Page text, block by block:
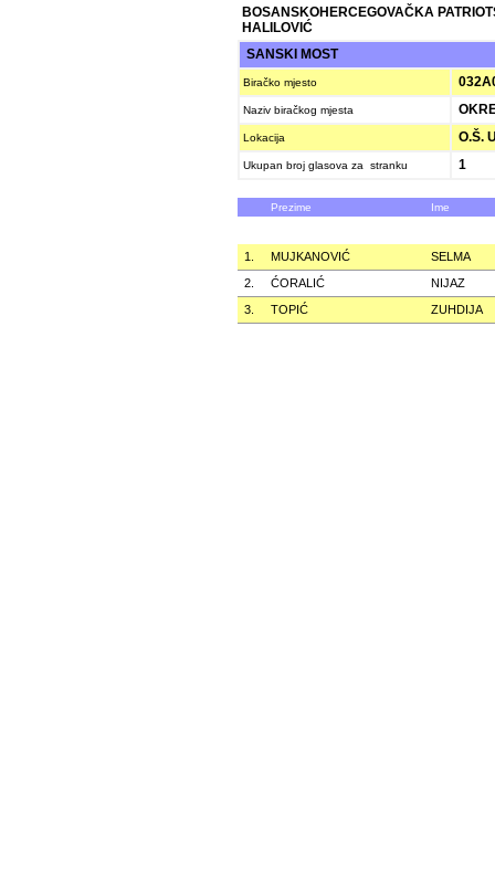
BOSANSKOHERCEGOVAČKA
HALILOVIĆ
SANSKI MOST
Biračko mjesto
Naziv biračkog mjesta
Lokacija O.Š.
Ukupan broj glasova za stranku 1
Prezime Ime
1. MUJKANOVIĆ
SELMA
2.
ĆORALIĆ
NIJAZ
3.
TOPIĆ ZUHDIJA